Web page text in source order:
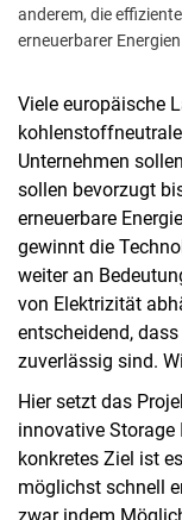
anderem, die
erneuerbarer
Viele europäische
Unternehmen
sollen bevorzugt
erneuerbare
gewinnt die
weiter an
von Elektrizität
entscheidend,
zuverlässig sind.
Hier setzt das
innovative Storage
konkretes Ziel ist
möglichst schnell